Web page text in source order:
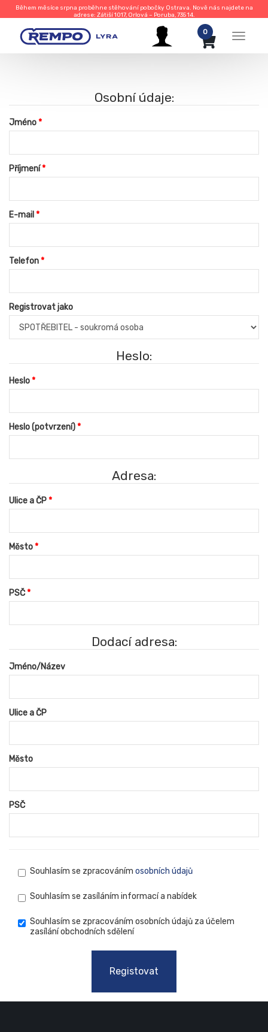
Během měsíce srpna proběhne stěhování pobočky Ostrava. Nově nás najdete na
adrese: Zátiší 1017, Orlová – Poruba, 735 14.
Menu
0
Osobní údaje:
Jméno
Příjmení
E-mail
Telefon
Registrovat jako
Heslo:
Heslo
Heslo (potvrzení)
Adresa:
Ulice a ČP
Město
PSČ
Dodací adresa:
Jméno/Název
Ulice a ČP
Město
PSČ
Souhlasím se zpracováním osobních údajů
Souhlasím se zasíláním informací a nabídek
Souhlasím se zpracováním osobních údajů za účelem
zasílání obchodních sdělení
Registovat